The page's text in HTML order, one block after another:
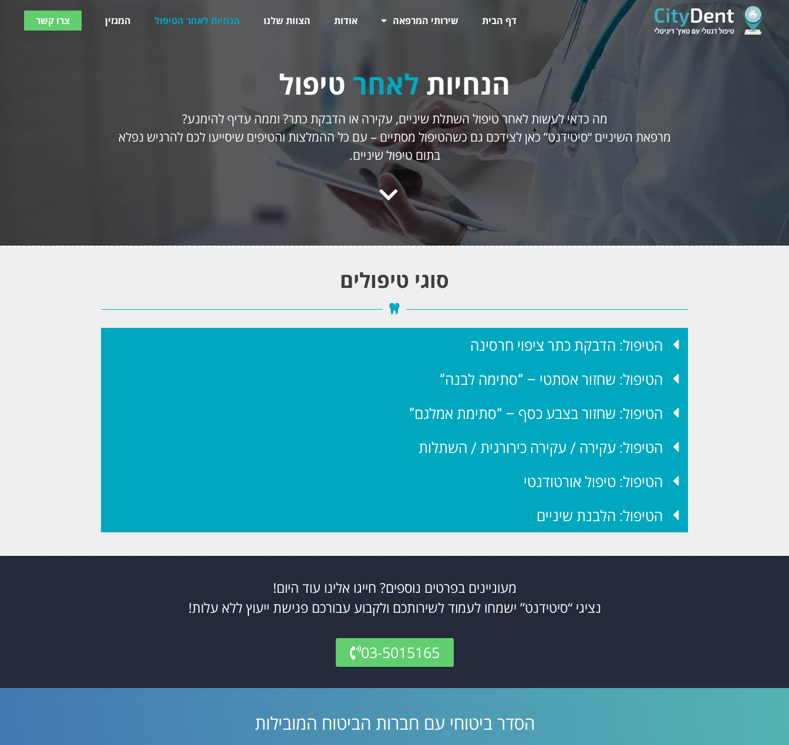
דף הבית שירותי המרפאה אודות הצוות שלנו הנחיות לאחר הטיפול המגזין צרו קשר
הנחיות לאחר טיפול
מה כדאי לעשות לאחר טיפול השתלת שיניים, עקירה או הדבקת כתר? וממה עדיף להימנע?
מרפאת השיניים “סיטידנט” כאן לצידכם גם כשהטיפול מסתיים – עם כל ההמלצות והטיפים שיסייעו לכם להרגיש נפלא
בתום טיפול שיניים.
סוגי טיפולים
הטיפול: הדבקת כתר ציפוי חרסינה
הטיפול: שחזור אסתטי – “סתימה לבנה”
הטיפול: שחזור בצבע כסף – “סתימת אמלגם”
הטיפול: עקירה / עקירה כירורגית / השתלות
הטיפול: טיפול אורטודנטי
הטיפול: הלבנת שיניים
מעוניינים בפרטים נוספים? חייגו אלינו עוד היום!
נציגי “סיטידנט” ישמחו לעמוד לשירותכם ולקבוע עבורכם פגישת ייעוץ ללא עלות!
03-5015165
הסדר ביטוחי עם חברות הביטוח המובילות